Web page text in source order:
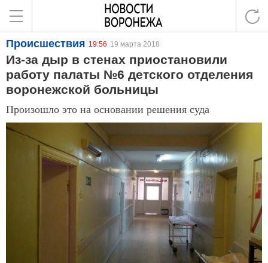
Происшествия 19:56 19 марта 2018
Из-за дыр в стенах приостановили
работу палаты №6 детского отделения
воронежской больницы
Произошло это на основании решения суда